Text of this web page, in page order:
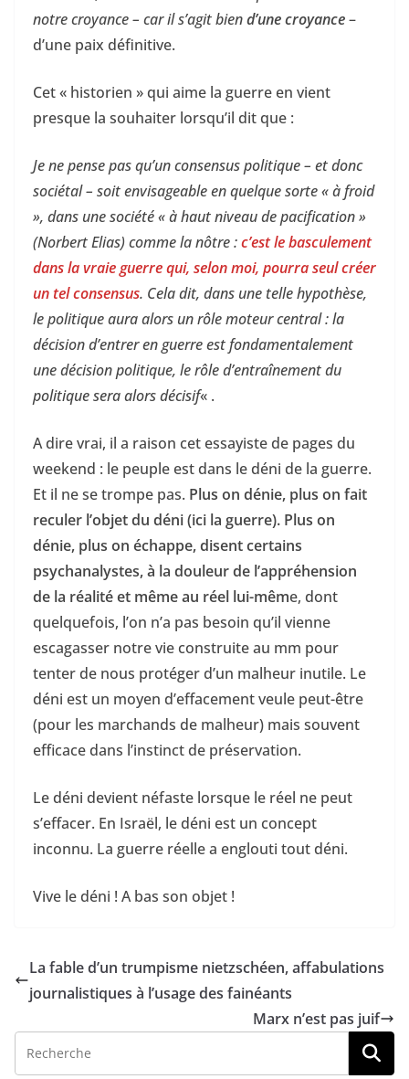
notre croyance – car il s’agit biend’une croyance–
d’une paix définitive.
Cet « historien » qui aime la guerre en vient
presque la souhaiter lorsqu’il dit que :
Je ne pense pas qu’un consensus politique – et donc
sociétal – soit envisageable en quelque sorte « à froid
», dans une société « à haut niveau de pacification »
(Norbert Elias) comme la nôtre :c’est le basculement
dans la vraie guerre qui, selon moi, pourra seul créer
un tel consensus. Cela dit, dans une telle hypothèse,
le politique aura alors un rôle moteur central : la
décision d’entrer en guerre est fondamentalement
une décision politique, le rôle d’entraînement du
politique sera alors décisif« .
A dire vrai, il a raison cet essayiste de pages du
weekend : le peuple est dans le déni de la guerre.
Et il ne se trompe pas. Plus on dénie, plus on fait
reculer l’objet du déni (ici la guerre). Plus on
dénie, plus on échappe, disent certains
psychanalystes, à la douleur de l’appréhension
de la réalité et même au réel lui-même, dont
quelquefois, l’on n’a pas besoin qu’il vienne
escagasser notre vie construite au mm pour
tenter de nous protéger d’un malheur inutile. Le
déni est un moyen d’effacement veule peut-être
(pour les marchands de malheur) mais souvent
efficace dans l’instinct de préservation.
Le déni devient néfaste lorsque le réel ne peut
s’effacer. En Israël, le déni est un concept
inconnu. La guerre réelle a englouti tout déni.
Vive le déni ! A bas son objet !
La fable d’un trumpisme nietzschéen, affabulations
journalistiques à l’usage des fainéants
Marx n’est pas juif